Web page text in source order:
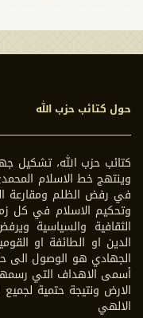
حول كتائب حزب الله
كتائب حزب الله، تشكيل
وينتهج خط الاسلام
في رفض الظلم ومقارعة
وتحكيم الاسلام في كل
الثقافية والسياسية
الدين او الطائفة او
الجهادي هو الوصول الى
أسمى الاهداف التي رسمها
الارض ونتيجة حتمية
الالهي